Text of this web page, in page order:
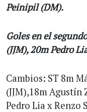
Peinipil (DM).
Goles en el
(JJM), 20m Pedro
Cambios: ST 8m
(JJM),18m
Pedro Lia x Renzo